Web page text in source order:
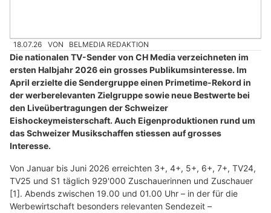
18.07.26 VON BELMEDIA REDAKTION
Die nationalen TV-Sender von CH Media verzeichneten im
ersten Halbjahr 2026 ein grosses Publikumsinteresse. Im
April erzielte die Sendergruppe einen Primetime-Rekord in
der werberelevanten Zielgruppe sowie neue Bestwerte bei
den Liveübertragungen der Schweizer
Eishockeymeisterschaft. Auch Eigenproduktionen rund um
das Schweizer Musikschaffen stiessen auf grosses
Interesse.
Von Januar bis Juni 2026 erreichten 3+, 4+, 5+, 6+, 7+, TV24,
TV25 und S1 täglich 929'000 Zuschauerinnen und Zuschauer
[1]. Abends zwischen 19.00 und 01.00 Uhr – in der für die
Werbewirtschaft besonders relevanten Sendezeit –